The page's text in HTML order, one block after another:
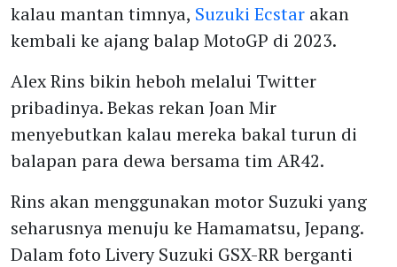
kalau mantan timnya, Suzuki Ecstar akan
kembali ke ajang balap MotoGP di 2023.
Alex Rins bikin heboh melalui Twitter
pribadinya. Bekas rekan Joan Mir
menyebutkan kalau mereka bakal turun di
balapan para dewa bersama tim AR42.
Rins akan menggunakan motor Suzuki yang
seharusnya menuju ke Hamamatsu, Jepang.
Dalam foto Livery Suzuki GSX-RR berganti